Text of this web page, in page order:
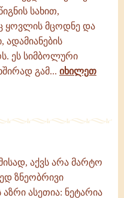
სახით,
მცოდნე და
ეს სიმბოლური
გამ... იხილეთ
აქვს არა მარტო
ზნეობრივი
აზრი ასეთია: ნეტარია